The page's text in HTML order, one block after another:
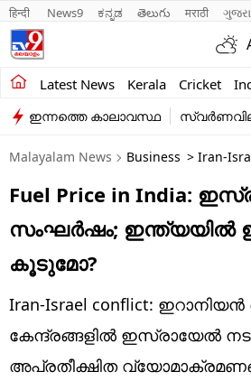
हिन्दी News9 ಕನ್ನಡ తెలుగు मराठी
Latest News Kerala Cricket
Kerala
India
Entertainment
Business
Education
Lifestyle
world
ഇന്നത്തെ കാലാവസ്ഥ
Malayalam News Business > Iran-
Fuel Price in India:
സംഘർഷം; ഇന്ത്യയിൽ
കൂടുമോ?
Iran-Israel conflict:
കേന്ദ്രങ്ങളിൽ ഇസ്രായേൽ
അപ്രതീക്ഷിത